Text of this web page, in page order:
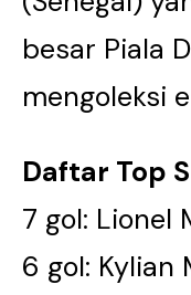
besar Piala
mengoleksi
Daftar Top
7 gol: Lionel
6 gol: Kylian